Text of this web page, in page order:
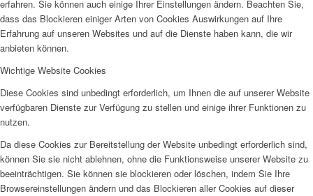
erfahren. Sie können auch einige Ihrer Einstellungen ändern. Beachten Sie,
dass das Blockieren einiger Arten von Cookies Auswirkungen auf Ihre
Erfahrung auf unseren Websites und auf die Dienste haben kann, die wir
anbieten können.
Wichtige Website Cookies
Diese Cookies sind unbedingt erforderlich, um Ihnen die auf unserer Website
verfügbaren Dienste zur Verfügung zu stellen und einige ihrer Funktionen zu
nutzen.
Da diese Cookies zur Bereitstellung der Website unbedingt erforderlich sind,
können Sie sie nicht ablehnen, ohne die Funktionsweise unserer Website zu
beeinträchtigen. Sie können sie blockieren oder löschen, indem Sie Ihre
Browsereinstellungen ändern und das Blockieren aller Cookies auf dieser